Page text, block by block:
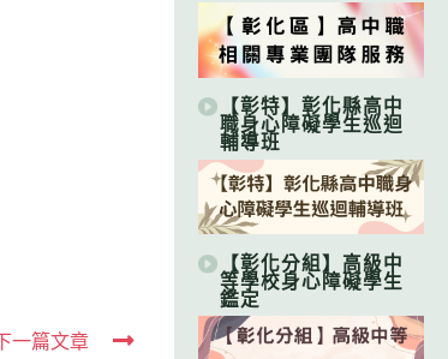
一篇文章
【彰特】彰化縣高中
職身心障礙學生巡迴
輔導班
【彰化分組】高級中
等學校身心障礙學生
鑑定